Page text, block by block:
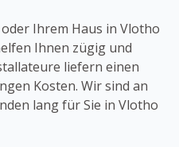
Ihrem Haus in Vlotho
Ihnen zügig und
liefern einen
Kosten. Wir sind an
lang für Sie in Vlotho